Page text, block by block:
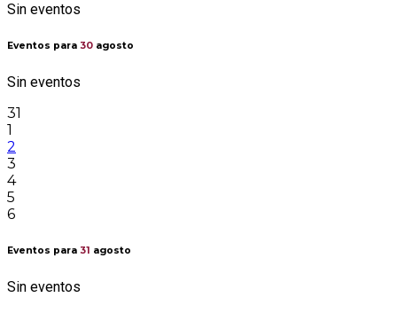
Sin eventos
Eventos para 30 agosto
Sin eventos
31
1
2
3
4
5
6
Eventos para 31 agosto
Sin eventos